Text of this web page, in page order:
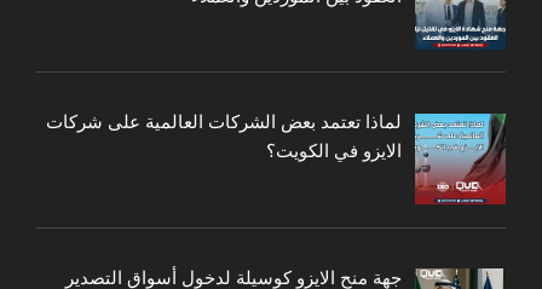
لماذا تعتمد بعض الشركات العالمية على شركات
الايزو في الكويت؟
جهة منح الايزو كوسيلة لدخول أسواق التصدير